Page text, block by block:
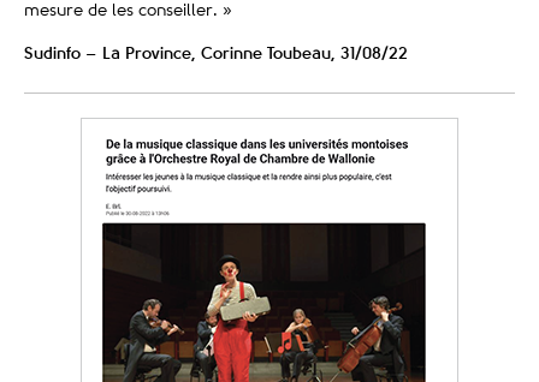
mesure de les conseiller. »
Sudinfo – La Province, Corinne Toubeau, 31/08/22